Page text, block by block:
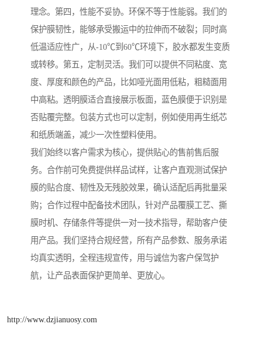
理念。第四，性能不妥协。环保不等于性能弱。我们的
保护膜韧性，能够承受搬运中的拉伸而不破裂；同时高
低温适应性广，从-10℃到60℃环境下，胶水都发生变质
或转移。第五，定制灵活。我们可以提供不同粘度、宽
度、厚度和颜色的产品，比如哑光面用低粘，粗糙面用
中高粘。透明膜适合直接展示板面，蓝色膜便于识别是
否贴覆完整。包装方式也可以定制，例如使用再生纸芯
和纸质端盖，减少一次性塑料使用。
我们始终以客户需求为核心，提供贴心的售前售后服
务。合作前可免费提供样品试样，让客户直观测试保护
膜的贴合度、韧性及无残胶效果，确认适配后再批量采
购；合作过程中配备技术团队，针对产品覆膜工艺、撕
膜时机、存储条件等提供一对一技术指导，帮助客户使
用产品。我们坚持合规经营，所有产品参数、服务承诺
均真实透明，全程违规宣传，用与诚信为客户保驾护
航，让产品表面保护更简单、更放心。
http://www.dzjianuosy.com